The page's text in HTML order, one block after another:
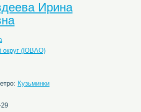
Ирина
округ (ЮВАО)
Кузьминки